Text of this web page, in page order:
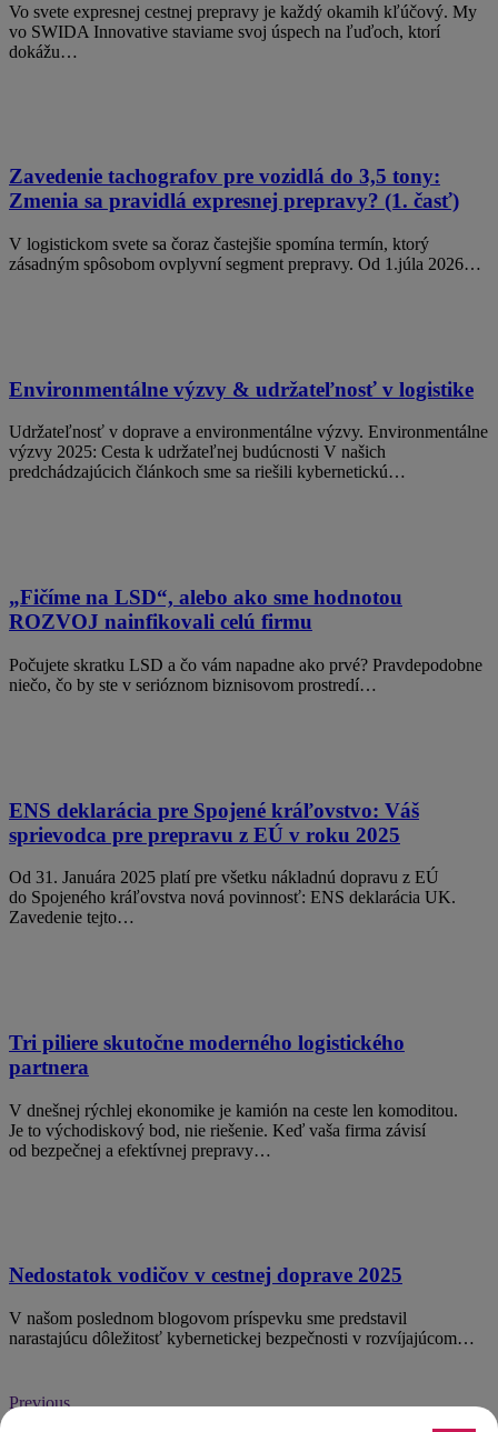
Vo svete expresnej cestnej prepravy je každý okamih kľúčový. My
vo SWIDA Innovative staviame svoj úspech na ľuďoch, ktorí
dokážu…
Zavedenie tachografov pre vozidlá do 3,5 tony:
Zmenia sa pravidlá expresnej prepravy? (1. časť)
V logistickom svete sa čoraz častejšie spomína termín, ktorý
zásadným spôsobom ovplyvní segment prepravy. Od 1.júla 2026…
Environmentálne výzvy & udržateľnosť v logistike
Udržateľnosť v doprave a environmentálne výzvy. Environmentálne
výzvy 2025: Cesta k udržateľnej budúcnosti V našich
predchádzajúcich článkoch sme sa riešili kybernetickú…
„Fičíme na LSD“, alebo ako sme hodnotou
ROZVOJ nainfikovali celú firmu
Počujete skratku LSD a čo vám napadne ako prvé? Pravdepodobne
niečo, čo by ste v serióznom biznisovom prostredí…
ENS deklarácia pre Spojené kráľovstvo: Váš
sprievodca pre prepravu z EÚ v roku 2025
Od 31. Januára 2025 platí pre všetku nákladnú dopravu z EÚ
do Spojeného kráľovstva nová povinnosť: ENS deklarácia UK.
Zavedenie tejto…
Tri piliere skutočne moderného logistického
partnera
V dnešnej rýchlej ekonomike je kamión na ceste len komoditou.
Je to východiskový bod, nie riešenie. Keď vaša firma závisí
od bezpečnej a efektívnej prepravy…
Nedostatok vodičov v cestnej doprave 2025
V našom poslednom blogovom príspevku sme predstavil
narastajúcu dôležitosť kybernetickej bezpečnosti v rozvíjajúcom…
Previous